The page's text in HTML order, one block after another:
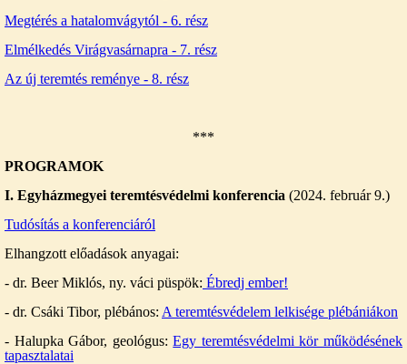
Megtérés a hatalomvágytól - 6. rész
Elmélkedés Virágvasárnapra - 7. rész
Az új teremtés reménye - 8. rész
***
PROGRAMOK
I. Egyházmegyei teremtésvédelmi konferencia (2024. február 9.)
Tudósítás a konferenciáról
Elhangzott előadások anyagai:
- dr. Beer Miklós, ny. váci püspök: Ébredj ember!
- dr. Csáki Tibor, plébános: A teremtésvédelem lelkisége plébániákon
- Halupka Gábor, geológus:Egy teremtésvédelmi kör működésének
tapasztalatai